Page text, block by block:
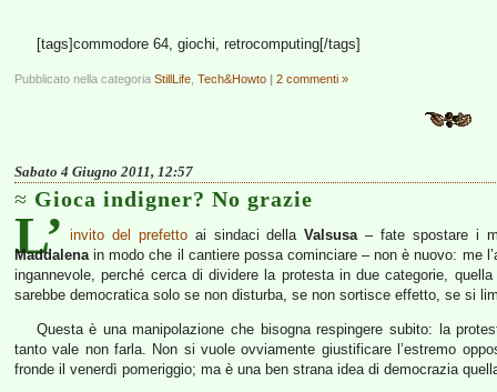
[tags]commodore 64, giochi, retrocomputing[/tags]
Pubblicato nella categoria StillLife Tech&Howto | 2 commenti »
Sabato 4 Giugno 2011, 12:57
Gioca indigner? No grazie
L’ invito del prefettoai sindaci dellaValsusa– fate spostare i
Maddalenain modo che il cantiere possa cominciare – non è nuovo: me
ingannevole, perché cerca di dividere la protesta in due categorie,
sarebbe democratica solo se non disturba, se non sortisce effetto, se si
Questa è una manipolazione che bisogna respingere subito: la
tanto vale non farla. Non si vuole ovviamente giustificare l’estremo
fronde il venerdì pomeriggio; ma è una ben strana idea di democrazia